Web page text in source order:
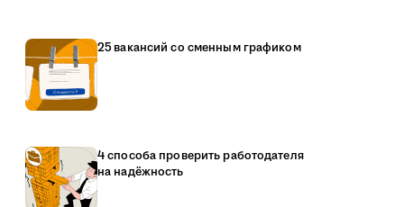
25 вакансий со сменным графиком
4 способа проверить работодателя
на надёжность